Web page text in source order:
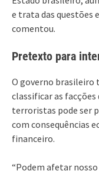
e trata das questões
comentou.
Pretexto para
O governo brasileiro
classificar as
terroristas pode ser
com consequências
financeiro.
“Podem afetar